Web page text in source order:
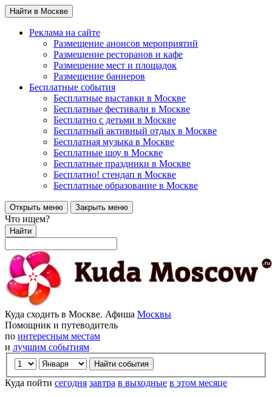
Найти в Москве
Реклама на сайте
Размещение анонсов мероприятий
Размещение ресторанов и кафе
Размещение мест и площадок
Размещение баннеров
Бесплатные события
Бесплатные выставки в Москве
Бесплатные фестивали в Москве
Бесплатно с детьми в Москве
Бесплатный активный отдых в Москве
Бесплатная музыка в Москве
Бесплатные шоу в Москве
Бесплатные праздники в Москве
Бесплатно! стендап в Москве
Бесплатные образование в Москве
Открыть меню Закрыть меню
Что ищем?
Найти
Куда сходить в Москве. Афиша Москвы
Помощник и путеводитель
по интересным местам
и лучшим событиям
Куда пойти сегодня завтра в выходные в этом месяце